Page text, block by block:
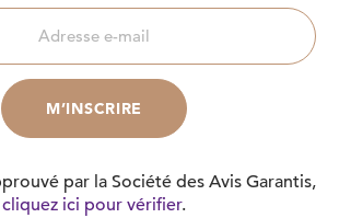
par la Société des Avis Garantis,
cliquez ici pour vérifier.